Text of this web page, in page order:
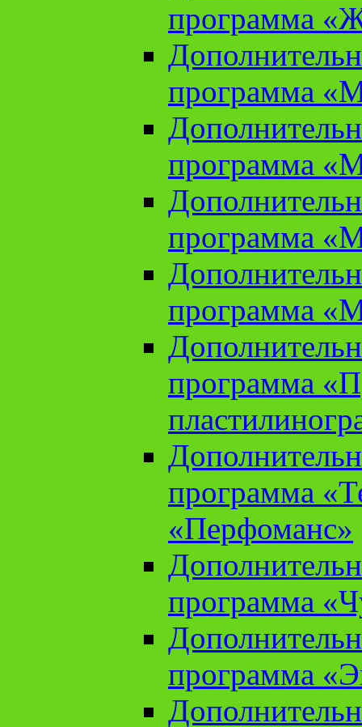
программа
программа
программа
программа
программа
программа
программа
«Перфоманс»
программа
программа